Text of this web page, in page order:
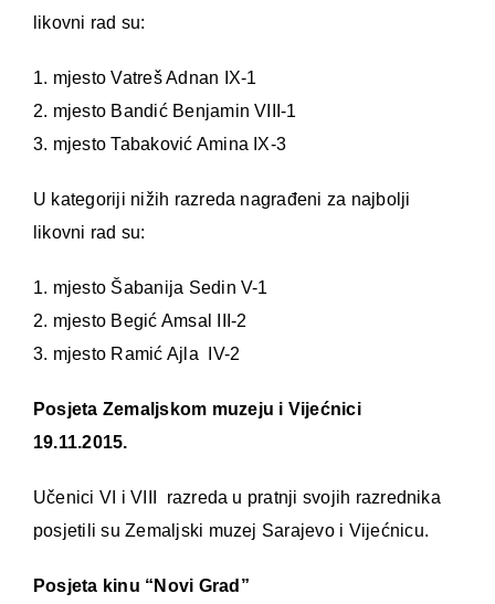
likovni rad su:
1. mjesto Vatreš Adnan IX-1
2. mjesto Bandić Benjamin VIII-1
3. mjesto Tabaković Amina IX-3
U kategoriji nižih razreda nagrađeni za najbolji
likovni rad su:
1. mjesto Šabanija Sedin V-1
2. mjesto Begić Amsal III-2
3. mjesto Ramić Ajla IV-2
Posjeta Zemaljskom muzeju i Vijećnici
19.11.2015.
Učenici VI i VIII razreda u pratnji svojih razrednika
posjetili su Zemaljski muzej Sarajevo i Vijećnicu.
Posjeta kinu “Novi Grad”